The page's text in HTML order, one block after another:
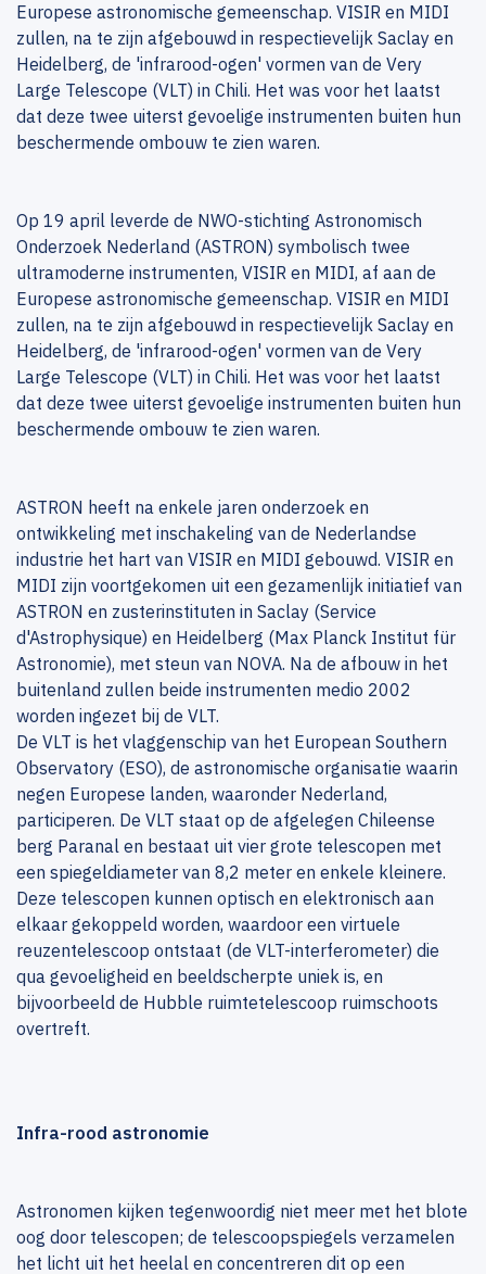
Europese astronomische gemeenschap. VISIR en MIDI
zullen, na te zijn afgebouwd in respectievelijk Saclay en
Heidelberg, de 'infrarood-ogen' vormen van de Very
Large Telescope (VLT) in Chili. Het was voor het laatst
dat deze twee uiterst gevoelige instrumenten buiten hun
beschermende ombouw te zien waren.
Op 19 april leverde de NWO-stichting Astronomisch
Onderzoek Nederland (ASTRON) symbolisch twee
ultramoderne instrumenten, VISIR en MIDI, af aan de
Europese astronomische gemeenschap. VISIR en MIDI
zullen, na te zijn afgebouwd in respectievelijk Saclay en
Heidelberg, de 'infrarood-ogen' vormen van de Very
Large Telescope (VLT) in Chili. Het was voor het laatst
dat deze twee uiterst gevoelige instrumenten buiten hun
beschermende ombouw te zien waren.
ASTRON heeft na enkele jaren onderzoek en
ontwikkeling met inschakeling van de Nederlandse
industrie het hart van VISIR en MIDI gebouwd. VISIR en
MIDI zijn voortgekomen uit een gezamenlijk initiatief van
ASTRON en zusterinstituten in Saclay (Service
d'Astrophysique) en Heidelberg (Max Planck Institut für
Astronomie), met steun van NOVA. Na de afbouw in het
buitenland zullen beide instrumenten medio 2002
worden ingezet bij de VLT.
De VLT is het vlaggenschip van het European Southern
Observatory (ESO), de astronomische organisatie waarin
negen Europese landen, waaronder Nederland,
participeren. De VLT staat op de afgelegen Chileense
berg Paranal en bestaat uit vier grote telescopen met
een spiegeldiameter van 8,2 meter en enkele kleinere.
Deze telescopen kunnen optisch en elektronisch aan
elkaar gekoppeld worden, waardoor een virtuele
reuzentelescoop ontstaat (de VLT-interferometer) die
qua gevoeligheid en beeldscherpte uniek is, en
bijvoorbeeld de Hubble ruimtetelescoop ruimschoots
overtreft.
Infra-rood astronomie
Astronomen kijken tegenwoordig niet meer met het blote
oog door telescopen; de telescoopspiegels verzamelen
het licht uit het heelal en concentreren dit op een